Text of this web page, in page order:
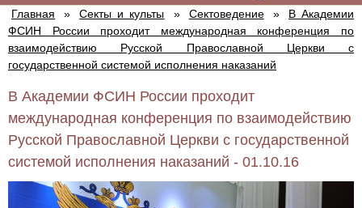
Главная » Секты и культы » Сектоведение »
В Академии
ФСИН России проходит международная конференция по
взаимодействию Русской Православной Церкви с
государственной системой исполнения наказаний
В Академии ФСИН России проходит
международная конференция по взаимодействию
Русской Православной Церкви с государственной
системой исполнения наказаний - 01.10.16